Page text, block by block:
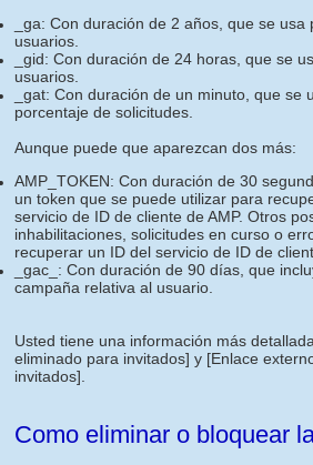
_ga: Con duración de 2 años, que se
usuarios.
_gid: Con duración de 24 horas, que se
usuarios.
_gat: Con duración de un minuto, que se
porcentaje de solicitudes.
Aunque puede que aparezcan dos más:
AMP_TOKEN: Con duración de 30
un token que se puede utilizar para
servicio de ID de cliente de AMP. Otros
inhabilitaciones, solicitudes en curso o
recuperar un ID del servicio de ID de
_gac_: Con duración de 90 días, que
campaña relativa al usuario.
Usted tiene una información más
eliminado para invitados] y [Enlace
invitados]
Como eliminar o bloquear